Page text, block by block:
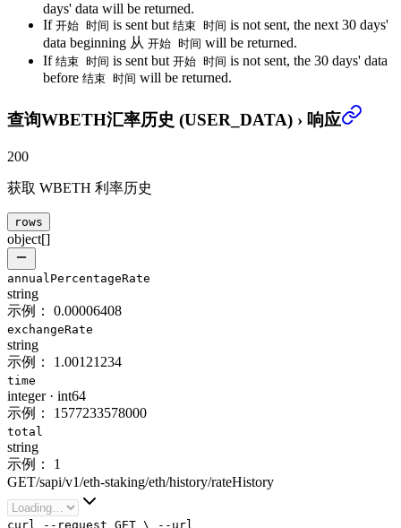
days' data will be returned.
If 开始 时间 is sent but 结束 时间 is not sent, the next 30 days'
data beginning 从 开始 时间 will be returned.
If 结束 时间 is sent but 开始 时间 is not sent, the 30 days' data
before 结束 时间 will be returned.
查询WBETH汇率历史 (USER_DATA) › 响应
200
获取 WBETH 利率历史
rows
object[]
annualPercentageRate
string
示例：
0.00006408
exchangeRate
string
示例：
1.00121234
time
integer· int64
示例：
1577233578000
total
string
示例：
1
GET/sapi/v1/eth-staking/eth/history/rateHistory
curl --request GET \
--url